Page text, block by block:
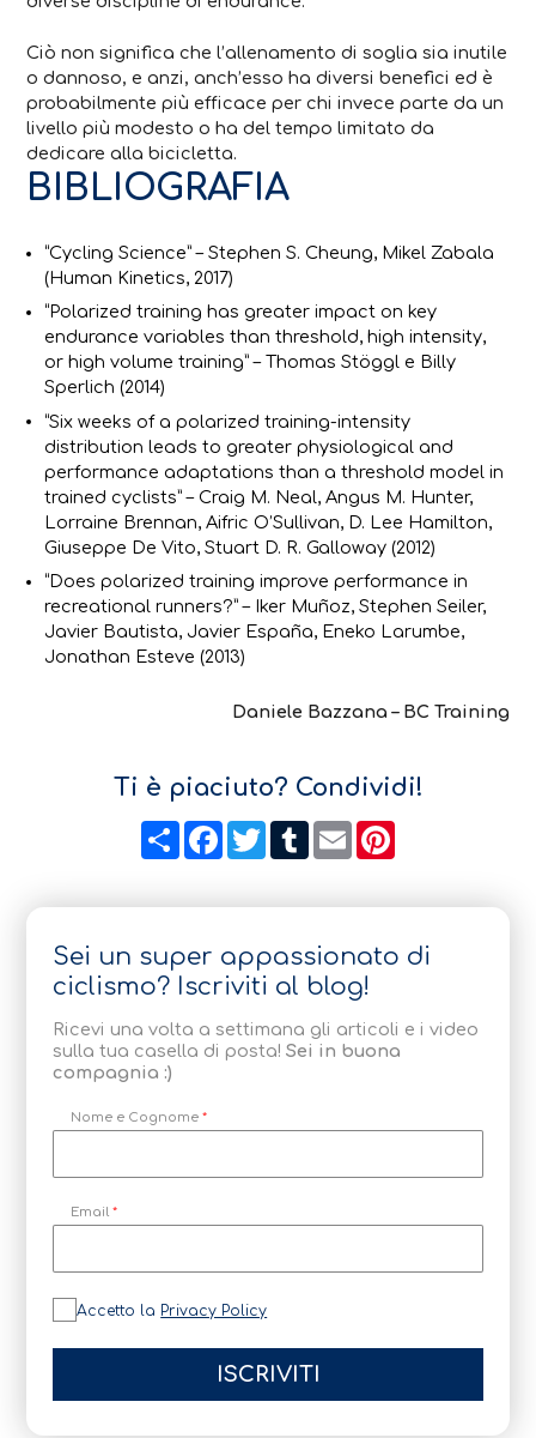
Ciò non significa che l’allenamento di soglia sia inutile
o dannoso, e anzi, anch’esso ha diversi benefici ed è
probabilmente più efficace per chi invece parte da un
livello più modesto o ha del tempo limitato da
dedicare alla bicicletta.
BIBLIOGRAFIA
“Cycling Science” – Stephen S. Cheung, Mikel Zabala
(Human Kinetics, 2017)
“Polarized training has greater impact on key
endurance variables than threshold, high intensity,
or high volume training” – Thomas Stöggl e Billy
Sperlich (2014)
“Six weeks of a polarized training-intensity
distribution leads to greater physiological and
performance adaptations than a threshold model in
trained cyclists” – Craig M. Neal, Angus M. Hunter,
Lorraine Brennan, Aifric O’Sullivan, D. Lee Hamilton,
Giuseppe De Vito, Stuart D. R. Galloway (2012)
“Does polarized training improve performance in
recreational runners?” – Iker Muñoz, Stephen Seiler,
Javier Bautista, Javier España, Eneko Larumbe,
Jonathan Esteve (2013)
Daniele Bazzana – BC Training
Ti è piaciuto? Condividi!
CondividiFacebook
TwitterTumblrEmail
Sei un super appassionato di
ciclismo? Iscriviti al blog!
Ricevi una volta a settimana gli articoli e i video
sulla tua casella di posta!Sei in buona
compagnia :)
Nome e Cognome *
Email *
r
v
y
Accetto la Privacy Policy
ISCRIVITI